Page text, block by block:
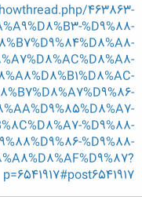
463863-
%D9%88-
%D9%88-
%D9%88-
p=6541917#post6541917